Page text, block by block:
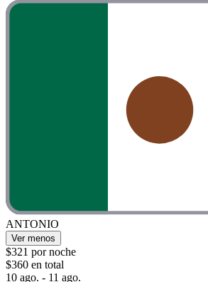
ANTONIO
Ver menos
$321 por noche
$360 en total
10 ago. - 11 ago.